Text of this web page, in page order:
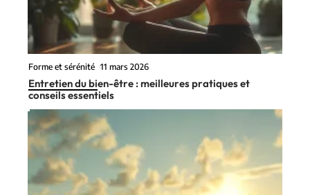
Forme et sérénité 11 mars 2026
Entretien du bien-être : meilleures pratiques et
conseils essentiels